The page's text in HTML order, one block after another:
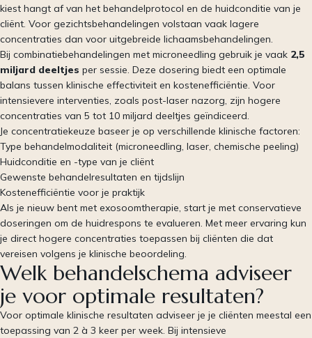
kiest hangt af van het behandelprotocol en de huidconditie van je
cliënt. Voor gezichtsbehandelingen volstaan vaak lagere
concentraties dan voor uitgebreide lichaamsbehandelingen.
Bij combinatiebehandelingen met microneedling gebruik je vaak 2,5
miljard deeltjes per sessie. Deze dosering biedt een optimale
balans tussen klinische effectiviteit en kostenefficiëntie. Voor
intensievere interventies, zoals post-laser nazorg, zijn hogere
concentraties van 5 tot 10 miljard deeltjes geïndiceerd.
Je concentratiekeuze baseer je op verschillende klinische factoren:
Type behandelmodaliteit (microneedling, laser, chemische peeling)
Huidconditie en -type van je cliënt
Gewenste behandelresultaten en tijdslijn
Kostenefficiëntie voor je praktijk
Als je nieuw bent met exosoomtherapie, start je met conservatieve
doseringen om de huidrespons te evalueren. Met meer ervaring kun
je direct hogere concentraties toepassen bij cliënten die dat
vereisen volgens je klinische beoordeling.
Welk behandelschema adviseer
je voor optimale resultaten?
Voor optimale klinische resultaten adviseer je je cliënten meestal een
toepassing van 2 à 3 keer per week. Bij intensieve